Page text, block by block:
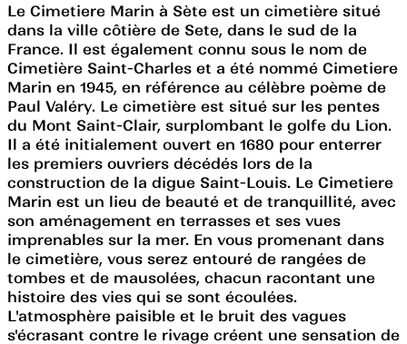
Le Cimetiere Marin à Sète est un cimetière situé
dans la ville côtière de Sete, dans le sud de la
France. Il est également connu sous le nom de
Cimetière Saint-Charles et a été nommé Cimetiere
Marin en 1945, en référence au célèbre poème de
Paul Valéry. Le cimetière est situé sur les pentes
du Mont Saint-Clair, surplombant le golfe du Lion.
Il a été initialement ouvert en 1680 pour enterrer
les premiers ouvriers décédés lors de la
construction de la digue Saint-Louis. Le Cimetiere
Marin est un lieu de beauté et de tranquillité, avec
son aménagement en terrasses et ses vues
imprenables sur la mer. En vous promenant dans
le cimetière, vous serez entouré de rangées de
tombes et de mausolées, chacun racontant une
histoire des vies qui se sont écoulées.
L'atmosphère paisible et le bruit des vagues
s'écrasant contre le rivage créent une sensation de